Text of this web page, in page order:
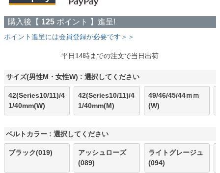
購入後【 125 ポイント 】進呈!
ポイント進呈には会員登録が必要です＞＞
平日14時までの注文で当日出荷
サイズ(男性M・女性W) 選択してください
42(Series10/11)/4
1/40mm(W)
42(Series10/11)/4
1/40mm(M)
49/46/45/44ｍｍ
(W)
ベルトカラー 選択してください
ブラック(019)
アッシュローズ
(089)
ライトグレージュ
(094)